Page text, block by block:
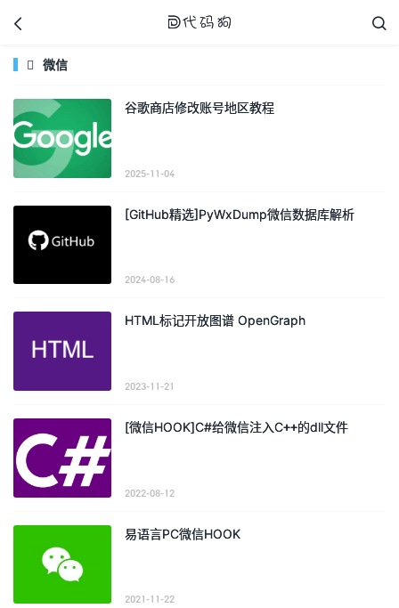

 
 微信
谷歌商店修改账号地区教程
2025-11-04
[GitHub精选]PyWxDump微信数据库解析
2024-08-16
HTML标记开放图谱 OpenGraph
2023-11-21
[微信HOOK]C#给微信注入C++的dll文件
2022-08-12
易语言PC微信HOOK
2021-11-22